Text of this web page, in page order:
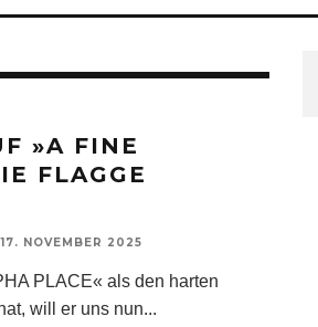
»A FINE
FLAGGE
17. NOVEMBER 2025
PLACE« als den harten
will er uns nun...